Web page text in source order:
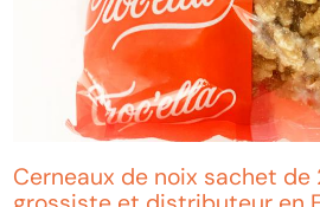
Cerneaux de noix sachet de